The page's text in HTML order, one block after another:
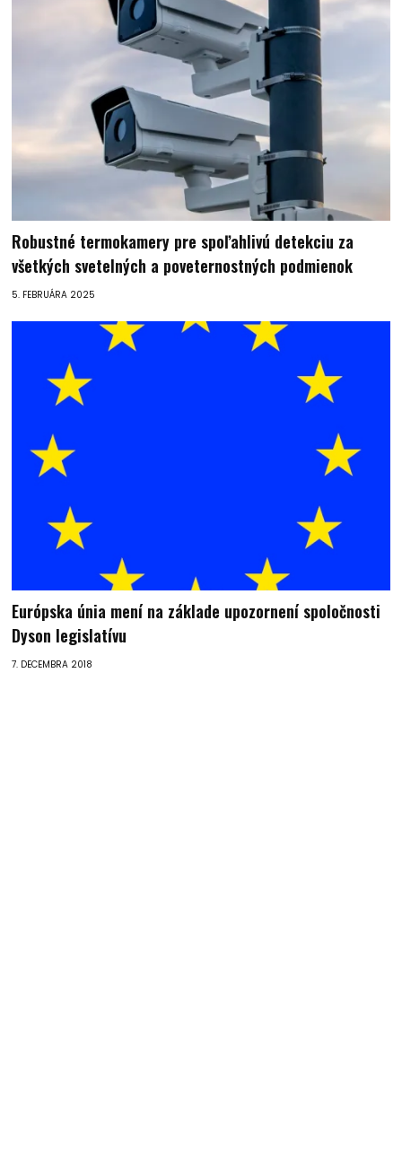
Robustné termokamery pre spoľahlivú detekciu za
všetkých svetelných a poveternostných podmienok
5. FEBRUÁRA 2025
Európska únia mení na základe upozornení spoločnosti
Dyson legislatívu
7. DECEMBRA 2018